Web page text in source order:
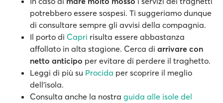
potrebbero essere sospesi. Ti suggeriamo dunque
di consultare sempre gli avvisi della compagnia.
Il porto di Capri risulta essere abbastanza
affollato in alta stagione. Cerca di arrivare con
netto anticipo per evitare di perdere il traghetto.
Leggi di più su Procida per scoprire il meglio
dell’isola.
Consulta anche la nostra guida alle isole del